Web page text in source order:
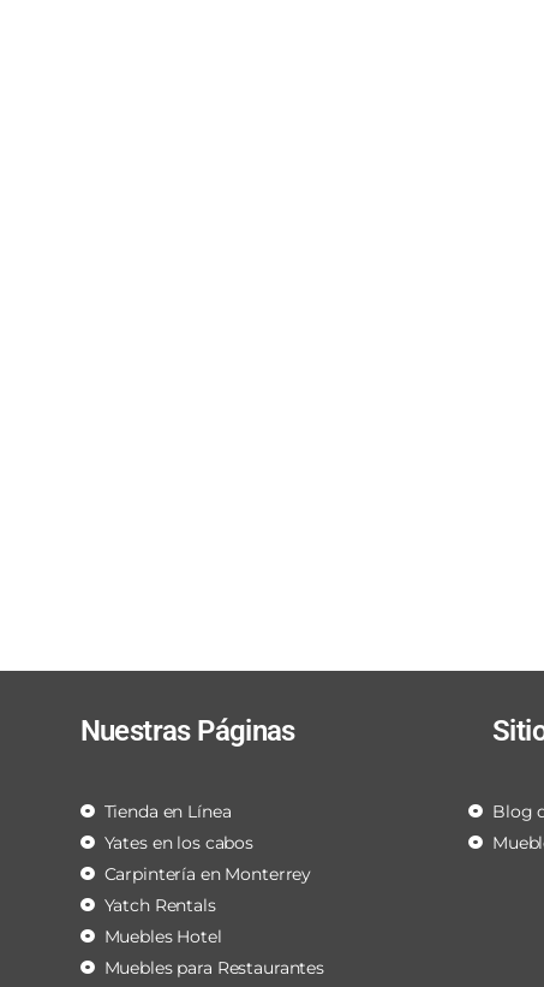
Nuestras Páginas
Tienda en Línea
Yates en los cabos
Carpintería en Monterrey
Yatch Rentals
Muebles Hotel
Muebles para Restaurantes
Blog